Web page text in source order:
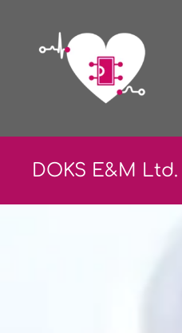
DOKS E&M Ltd.